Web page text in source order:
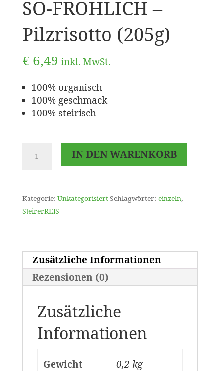
SO-FRÖHLICH –
Pilzrisotto (205g)
€ 6,49 inkl. MwSt.
100% organisch
100% geschmack
100% steirisch
FRÖHLICH
Pilzrisotto
(205g)
Menge
IN DEN WARENKORB
Kategorie: Unkategorisiert Schlagwörter: einzeln,
SteirerREIS
Zusätzliche Informationen
Rezensionen (0)
Zusätzliche
Informationen
Gewicht 0,2 kg